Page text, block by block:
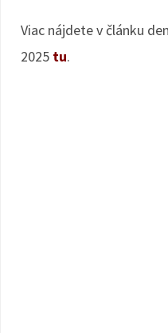
Viac nájdete v článku
2025 tu.